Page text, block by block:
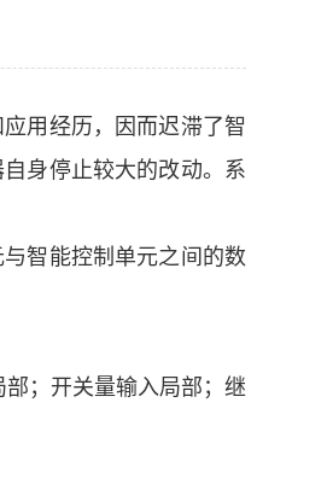
用经历，因而迟滞了智
身停止较大的改动。系
智能控制单元之间的数
；开关量输入局部；继